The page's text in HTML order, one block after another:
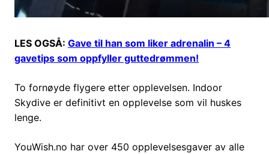
LES OGSÅ: Gave til han som liker adrenalin – 4
gavetips som oppfyller guttedrømmen!
To fornøyde flygere etter opplevelsen. Indoor
Skydive er definitivt en opplevelse som vil huskes
lenge.
YouWish.no har over 450 opplevelsesgaver av alle